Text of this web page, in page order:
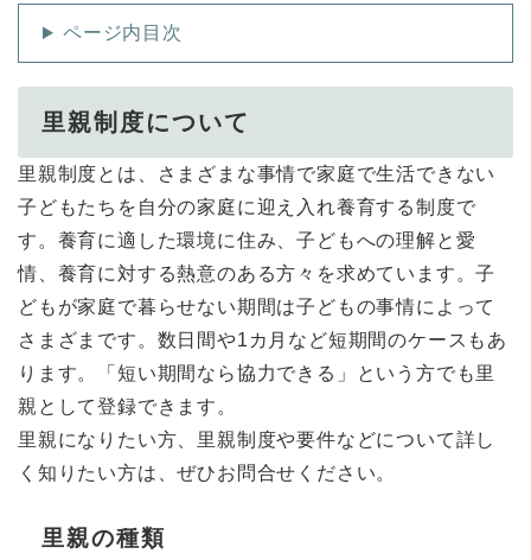
ページ内目次
里親制度について
里親制度とは、さまざまな事情で家庭で生活できない
子どもたちを自分の家庭に迎え入れ養育する制度で
す。養育に適した環境に住み、子どもへの理解と愛
情、養育に対する熱意のある方々を求めています。子
どもが家庭で暮らせない期間は子どもの事情によって
さまざまです。数日間や1カ月など短期間のケースもあ
ります。「短い期間なら協力できる」という方でも里
親として登録できます。
里親になりたい方、里親制度や要件などについて詳し
く知りたい方は、ぜひお問合せください。
里親の種類